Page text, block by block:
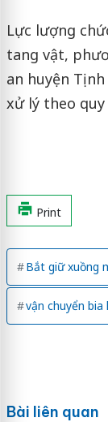
Lực lượng
tang vật,
an huyện
xử lý theo
Print
Bắt giữ xuồng
vận chuyển bia
Bài liên quan